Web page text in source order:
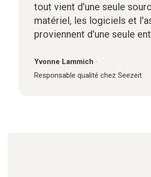
tout vient d'une seule
matériel, les logiciels et
proviennent d'une seule
Yvonne Lammich ·
Responsable qualité chez Seezeit